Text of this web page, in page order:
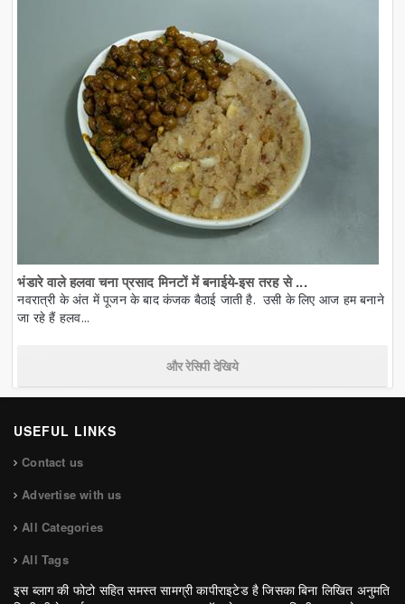
भंडारे वाले हलवा चना प्रसाद मिनटों में बनाईये-इस तरह से ...
नवरात्री के अंत में पूजन के बाद कंजक बैठाई जाती है. उसी के लिए आज हम बनाने
जा रहे हैं हलव...
और रेसिपी देखिये
USEFUL LINKS
Contact us
Advertise with us
All Categories
All Tags
इस ब्लाग की फोटो सहित समस्त सामग्री कापीराइटेड है जिसका बिना लिखित अनुमति